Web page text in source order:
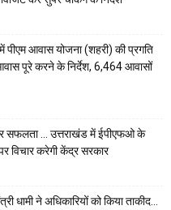
पीएम आवास योजना (शहरी) की प्रगति
पूरे करने के निर्देश, 6,464 आवासों
सफलता … उत्तराखंड में ईपीएफओ के
विचार करेगी केंद्र सरकार
धामी ने अधिकारियों को किया ताकीद…